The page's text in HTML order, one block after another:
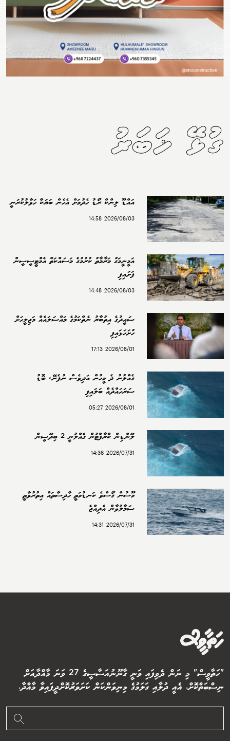
ގުޅޭ ޚަބަރު
އައްޑޫ ލިންކް ރޯޑު ހެދުމަށް އެހެން ބަޔަކާ ހަވާލުކުރަނީ
2026/08/03 14:58
އަމީނީމަގު މަރާމާތު ކުރުމުގެ މަސައްކަތް އެމްޓީސީސީން
ފަށައިފި
2026/08/03 14:48
ސައީދުގެ އިތުބާރު ނެތްކަމުގެ މައްސަލައެއް މަޖިލީހަށް
ހުށަހަޅައިފި
2026/08/01 17:13
ގެއްލުނު ދެ މީހުން އަދިވެސް ނުފެނޭ، ބޮޑު
ސަރަހައްދެއް ބަލައިފި
2026/08/01 05:27
ލޭންޑިން ކްރާފްޓުން ގެއްލުނީ 2 ބިދޭސީން
2026/07/31 14:36
މޫސުން ގޯސްވެ ކަނޑުމަތީ ހާދިސާތައް އިތުރުވާތީ
ސަމާލުވާން އެދިއްޖެ
2026/07/31 14:31
"ހަތާވީސް" މި ނަން ދެވިފައި ވަނީ ގާނޫނުއަސާސީގެ 27 ވަނަ މާއްދާއަށް
ނިސްބަތްކޮށް. އެއީ ދުލާއި ގަލަމުގެ މިނިވަންކަން ކަށަވަރުކޮށްދީފައިވާ މާއްދާ.